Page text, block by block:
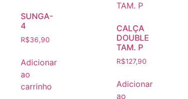
SUNGA-
4
R$36,90
Adicionar
ao
carrinho
CALÇA
DOUBLE
TAM. P
R$127,90
Adicionar
ao